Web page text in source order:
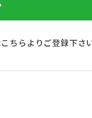
ちらよりご登録下さ